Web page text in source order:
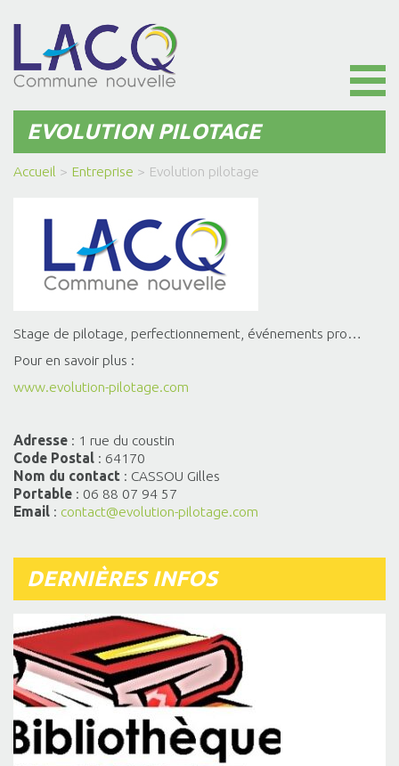
EVOLUTION PILOTAGE
Accueil > Entreprise > Evolution pilotage
Stage de pilotage, perfectionnement, événements pro…
Pour en savoir plus :
www.evolution-pilotage.com
Adresse : 1 rue du coustin
Code Postal : 64170
Nom du contact : CASSOU Gilles
Portable : 06 88 07 94 57
Email : contact@evolution-pilotage.com
DERNIÈRES INFOS